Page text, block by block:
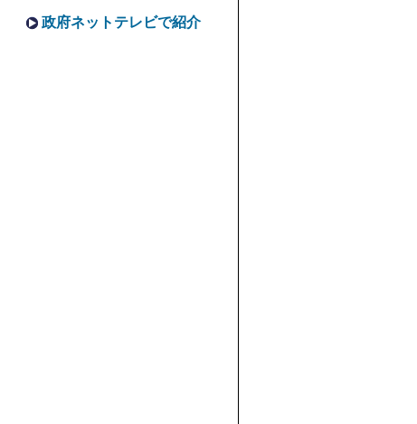
政府ネットテレビで紹介